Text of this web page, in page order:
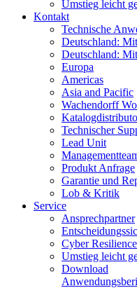
Umstieg leicht
Kontakt
Technische
Deutschland:
Deutschland:
Europa
Americas
Asia and Pacific
Wachendorff
Technischer
Lead Unit
Produkt Anfrage
Garantie und
Lob & Kritik
Service
Ansprechpartner
Cyber
Umstieg leicht
Download